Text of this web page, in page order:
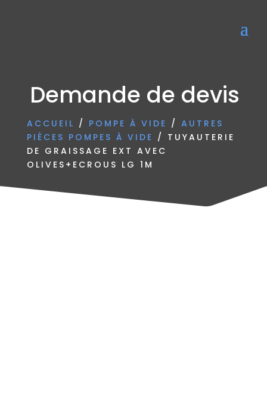
Demande de devis
ACCUEIL / POMPE À VIDE / AUTRES
PIÈCES POMPES À VIDE / TUYAUTERIE
DE GRAISSAGE EXT AVEC
OLIVES+ECROUS LG 1M